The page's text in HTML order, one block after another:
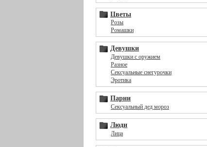
Цветы
Розы
Ромашки
Девушки
Девушки с оружием
Разное
Сексуальные снегурочки
Эротика
Парни
Сексуальный дед мороз
Люди
Лица